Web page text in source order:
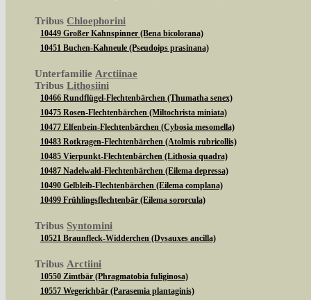
Tribus Chloephorini
10449 Großer Kahnspinner (Bena bicolorana)
10451 Buchen-Kahneule (Pseudoips prasinana)
Unterfamilie Arctiinae
Tribus Lithosiini
10466 Rundflügel-Flechtenbärchen (Thumatha senex)
10475 Rosen-Flechtenbärchen (Miltochrista miniata)
10477 Elfenbein-Flechtenbärchen (Cybosia mesomella)
10483 Rotkragen-Flechtenbärchen (Atolmis rubricollis)
10485 Vierpunkt-Flechtenbärchen (Lithosia quadra)
10487 Nadelwald-Flechtenbärchen (Eilema depressa)
10490 Gelbleib-Flechtenbärchen (Eilema complana)
10499 Frühlingsflechtenbär (Eilema sororcula)
Tribus Syntomini
10521 Braunfleck-Widderchen (Dysauxes ancilla)
Tribus Arctiini
10550 Zimtbär (Phragmatobia fuliginosa)
10557 Wegerichbär (Parasemia plantaginis)